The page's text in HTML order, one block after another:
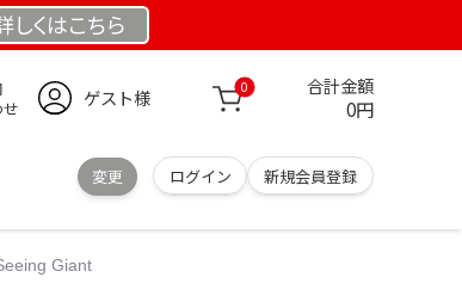
しくはこちら
ゲスト様 0 合計金額
0円
変更 ログイン 新規会員登録
Giant